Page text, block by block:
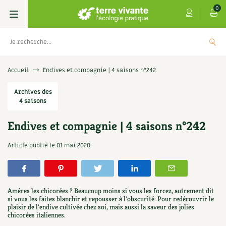
0
Livres
Permaculture, Jardin bio
Verger, arbres
Petit élevage
Aménagement jardin
Les 4 saisons
Se réabonner
Offrir un abonnement
Les numéros
4 saisons
Graines, semences
Potagères
Aromatiques
Florales
Cartes cadeau
Centre Terre vivante
Découvrir le Centre
Visiter en famille, entre amis
Infos & conseils
Jardin bio
Parole libre
Accueil Endives et compagnie | 4 saisons n°242
Archives des
4 saisons
Endives et compagnie | 4 saisons n°242
Article publié le 01 mai 2020
Amères les chicorées ? Beaucoup moins si vous les forcez, autrement dit
si vous les faites blanchir et repousser à l'obscurité. Pour redécouvrir le
plaisir de l'endive cultivée chez soi, mais aussi la saveur des jolies
chicorées italiennes.
antisèches de Terre vivante : Les
qui soignent
€